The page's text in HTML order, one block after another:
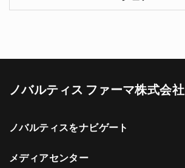
ノバルティス ファーマ株式会社
ノバルティスをナビゲート
メディアセンター